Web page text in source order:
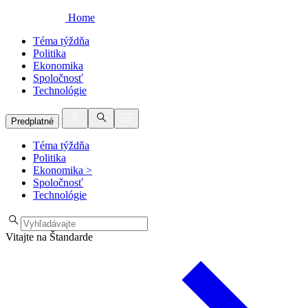
Home
Téma týždňa
Politika
Ekonomika
Spoločnosť
Technológie
Predplatné
Téma týždňa
Politika
Ekonomika >
Spoločnosť
Technológie
Vitajte na Štandarde